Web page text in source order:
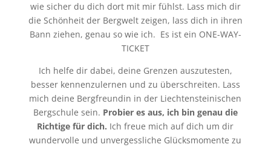
wie sicher du dich dort mit mir fühlst. Lass mich dir
die Schönheit der Bergwelt zeigen, lass dich in ihren
Bann ziehen, genau so wie ich. Es ist ein ONE-WAY-
TICKET
Ich helfe dir dabei, deine Grenzen auszutesten,
besser kennenzulernen und zu überschreiten. Lass
mich deine Bergfreundin in der Liechtensteinischen
Bergschule sein. Probier es aus, ich bin genau die
Richtige für dich. Ich freue mich auf dich um dir
wundervolle und unvergessliche Glücksmomente zu